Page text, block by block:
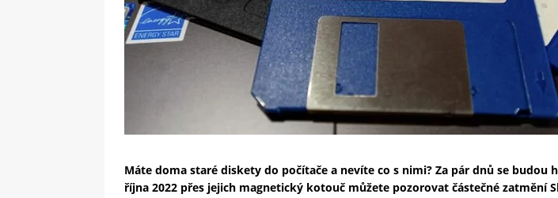
Máte doma staré diskety do počítače a nevíte co s nimi? Za pár dnů se budou
října 2022 přes jejich magnetický kotouč můžete pozorovat částečné zatmění